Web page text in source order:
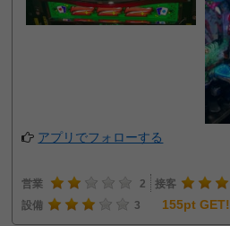
アプリでフォローする
営業 2 接客
設備
3 155pt GET!